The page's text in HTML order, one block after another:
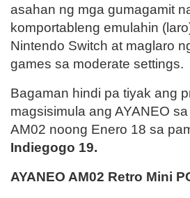
asahan ng mga gumagamit
komportableng emulahin
Nintendo Switch at maglaro
games sa moderate settings.
Bagaman hindi pa tiyak ang
magsisimula ang AYANEO
AM02 noong Enero 18 sa
Indiegogo 19.
AYANEO AM02 Retro Mini